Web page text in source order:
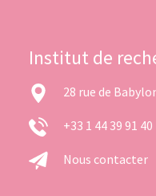
Institut de
28 rue de
+33 1 44 39 91 40
Nous contacter